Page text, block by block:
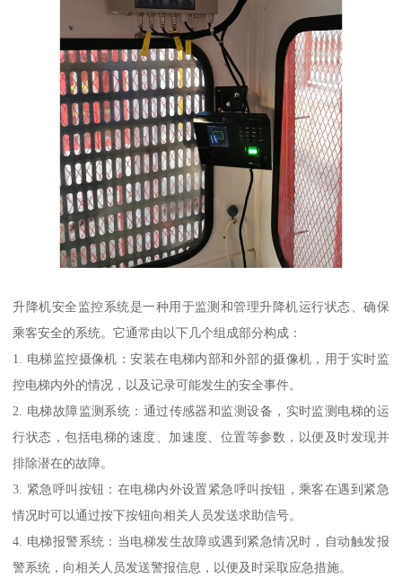
升降机安全监控系统是一种用于监测和管理升降机运行状态、确保
乘客安全的系统。它通常由以下几个组成部分构成：
1. 电梯监控摄像机：安装在电梯内部和外部的摄像机，用于实时监
控电梯内外的情况，以及记录可能发生的安全事件。
2. 电梯故障监测系统：通过传感器和监测设备，实时监测电梯的运
行状态，包括电梯的速度、加速度、位置等参数，以便及时发现并
排除潜在的故障。
3. 紧急呼叫按钮：在电梯内外设置紧急呼叫按钮，乘客在遇到紧急
情况时可以通过按下按钮向相关人员发送求助信号。
4. 电梯报警系统：当电梯发生故障或遇到紧急情况时，自动触发报
警系统，向相关人员发送警报信息，以便及时采取应急措施。